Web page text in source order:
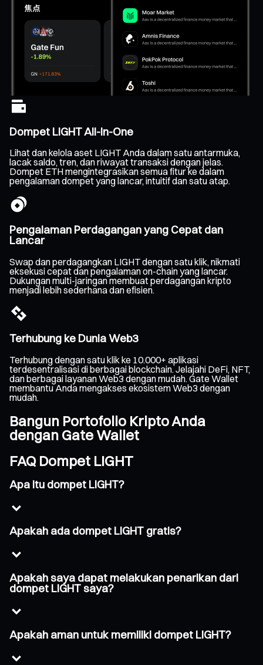
Dompet LIGHT All-In-One
Lihat dan kelola aset LIGHT Anda dalam satu antarmuka,
lacak saldo, tren, dan riwayat transaksi dengan jelas.
Dompet ETH mengintegrasikan semua fitur ke dalam
pengalaman dompet yang lancar, intuitif dan satu atap.
Pengalaman Perdagangan yang Cepat dan
Lancar
Swap dan perdagangkan LIGHT dengan satu klik, nikmati
eksekusi cepat dan pengalaman on-chain yang lancar.
Dukungan multi-jaringan membuat perdagangan kripto
menjadi lebih sederhana dan efisien.
Terhubung ke Dunia Web3
Terhubung dengan satu klik ke 10.000+ aplikasi
terdesentralisasi di berbagai blockchain. Jelajahi DeFi, NFT,
dan berbagai layanan Web3 dengan mudah. Gate Wallet
membantu Anda mengakses ekosistem Web3 dengan
mudah.
Bangun Portofolio Kripto Anda
dengan Gate Wallet
FAQ Dompet LIGHT
Apa itu dompet LIGHT?
Apakah ada dompet LIGHT gratis?
Apakah saya dapat melakukan penarikan dari
dompet LIGHT saya?
Apakah aman untuk memiliki dompet LIGHT?